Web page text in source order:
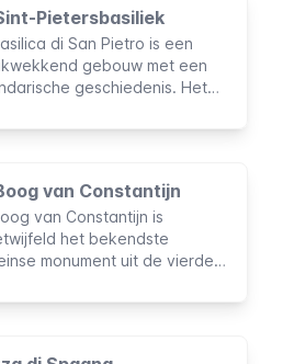
Pietersbasiliek
di San Pietro is een
gebouw met een
geschiedenis. Het
binnenin de imposante kerk
uit de hele wereld.
van Constantijn
van Constantijn is
het bekendste
monument uit de vierde
en het Forum Romanum